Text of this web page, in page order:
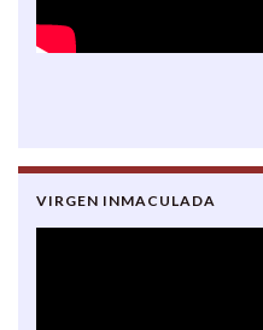
VIRGEN INMACULADA